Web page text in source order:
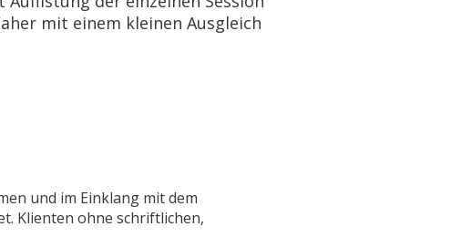
mit einem kleinen Ausgleich
und im Einklang mit dem
Klienten ohne schriftlichen,